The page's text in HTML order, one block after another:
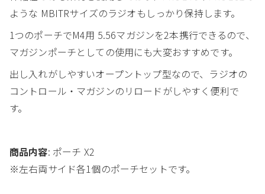
ような MBITRサイズのラジオもしっかり保持します。
1つのポーチでM4用 5.56マガジンを2本携行できるので、
マガジンポーチとしての使用にも大変おすすめです。
出し入れがしやすいオープントップ型なので、ラジオの
コントロール・マガジンのリロードがしやすく便利で
す。
商品内容: ポーチ X2
※左右両サイド各1個のポーチセットです。